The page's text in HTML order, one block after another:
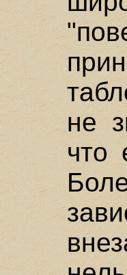
не
что